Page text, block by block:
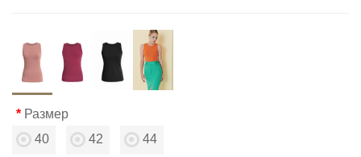
Размер
40
42 44